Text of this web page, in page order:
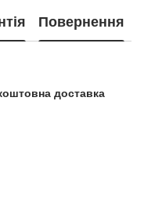
Повернення
доставка